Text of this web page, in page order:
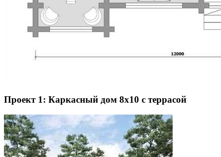
Проект 1: Каркасный дом 8х10 с террасой